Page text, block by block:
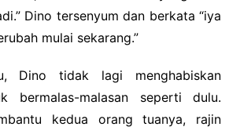
Dino tersenyum dan berkata “iya
mulai sekarang.”
Dino tidak lagi menghabiskan
bermalas-malasan seperti dulu.
kedua orang tuanya, rajin